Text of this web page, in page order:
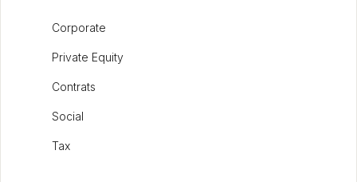
Corporate
Private Equity
Contrats
Social
Tax